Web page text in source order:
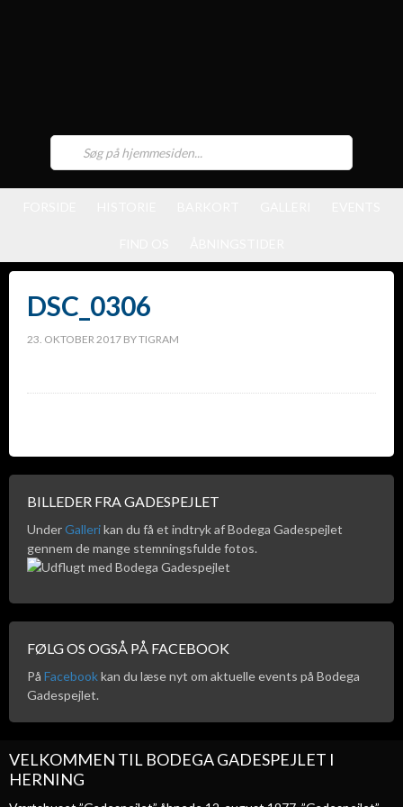
DSC_0306
23. OKTOBER 2017 BYTIGRAM
BILLEDER FRA GADESPEJLET
UnderGallerikan du få et indtryk af Bodega Gadespejlet
gennem de mange stemningsfulde fotos.
FØLG OS OGSÅ PÅ FACEBOOK
På Facebookkan du læse nyt om aktuelle events på Bodega
Gadespejlet.
VELKOMMEN TIL BODEGA GADESPEJLET I
HERNING